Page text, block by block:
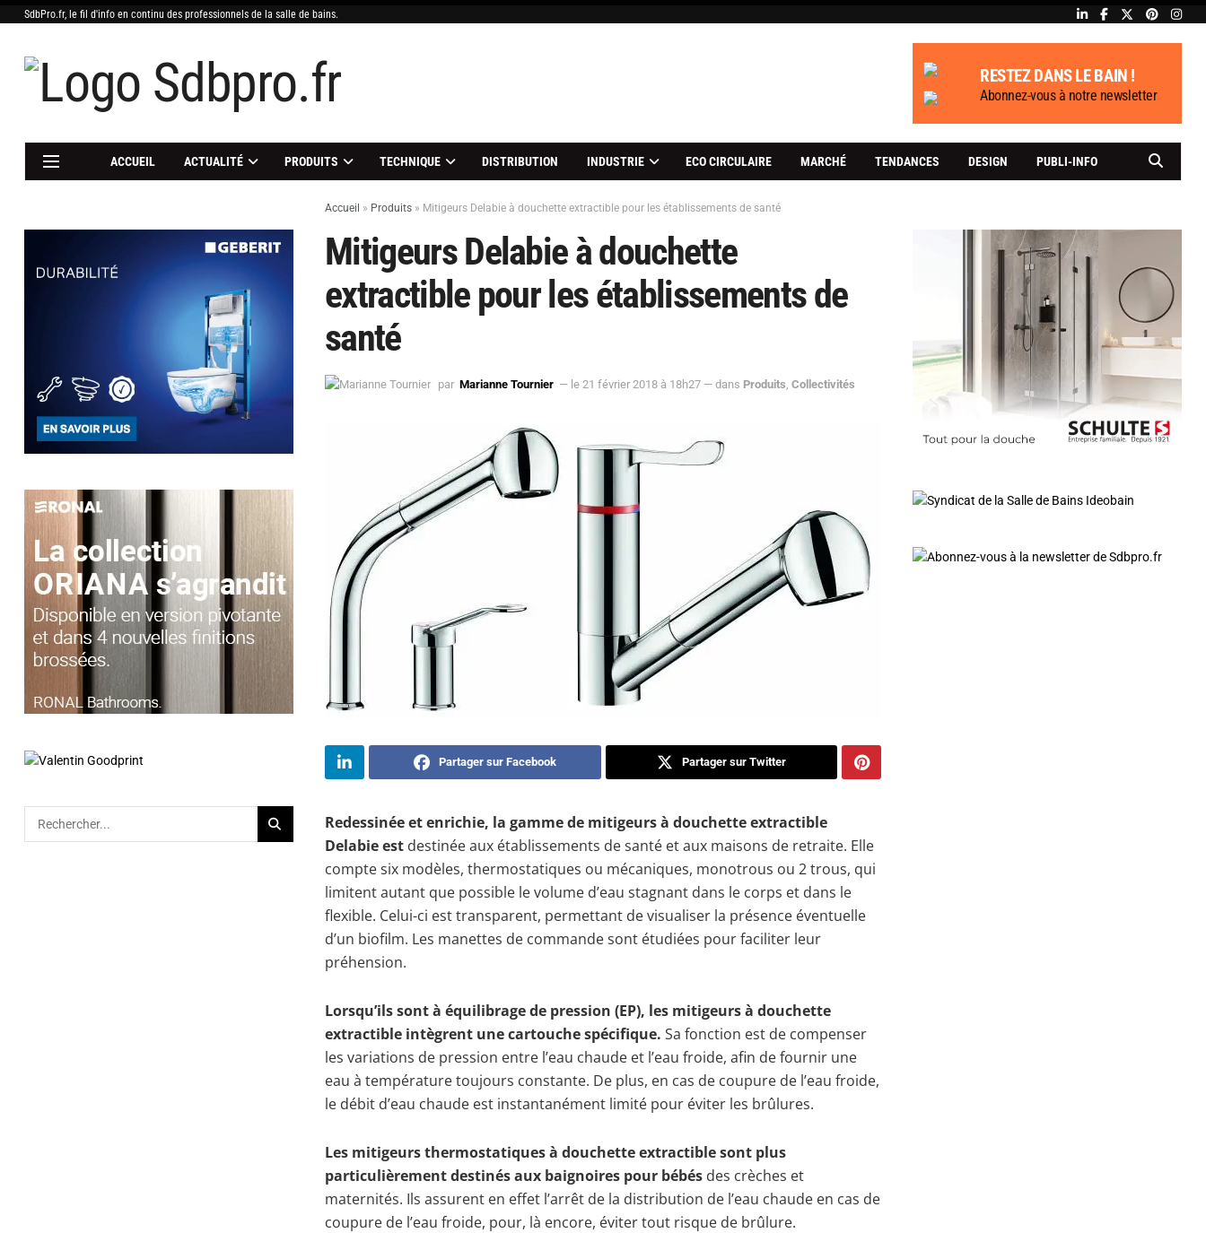
SdbPro.fr, le fil d'info en continu des professionnels de la salle de bains.
RESTEZ DANS LE BAIN !
Abonnez-vous à notre newsletter
ACCUEIL ACTUALITÉ PRODUITS TECHNIQUE DISTRIBUTION INDUSTRIE ECO CIRCULAIRE MARCHÉ TENDANCES DESIGN PUBLI-INFO
Accueil » Produits » Mitigeurs Delabie à douchette extractible pour les établissements de santé
Mitigeurs Delabie à douchette
extractible pour les établissements de
santé
par Marianne Tournier — le 21 février 2018 à 18h27 — dans Produits Collectivités
Partager sur Facebook Partager sur Twitter
Redessinée et enrichie, la gamme de mitigeurs à douchette extractible
Delabie est destinée aux établissements de santé et aux maisons de retraite. Elle
compte six modèles, thermostatiques ou mécaniques, monotrous ou 2 trous, qui
limitent autant que possible le volume d’eau stagnant dans le corps et dans le
flexible. Celui-ci est transparent, permettant de visualiser la présence éventuelle
d’un biofilm. Les manettes de commande sont étudiées pour faciliter leur
préhension.
Lorsqu’ils sont à équilibrage de pression (EP), les mitigeurs à douchette
extractible intègrent une cartouche spécifique. Sa fonction est de compenser
les variations de pression entre l’eau chaude et l’eau froide, afin de fournir une
eau à température toujours constante. De plus, en cas de coupure de l’eau froide,
le débit d’eau chaude est instantanément limité pour éviter les brûlures.
Les mitigeurs thermostatiques à douchette extractible sont plus
particulièrement destinés aux baignoires pour bébés des crèches et
maternités. Ils assurent en effet l’arrêt de la distribution de l’eau chaude en cas de
coupure de l’eau froide, pour, là encore, éviter tout risque de brûlure.